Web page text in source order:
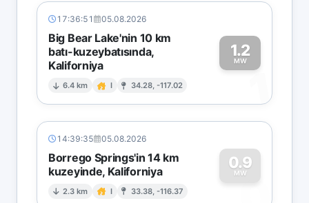
17:36:51 05.08.2026
Big Bear Lake'nin 10 km
batı-kuzeybatısında,
Kaliforniya
6.4 km I 34.28, -117.02
1.2
MW
1
14:39:35 05.08.2026
Borrego Springs'in 14 km
kuzeyinde, Kaliforniya
2.3 km I 33.38, -116.37
0.9
MW